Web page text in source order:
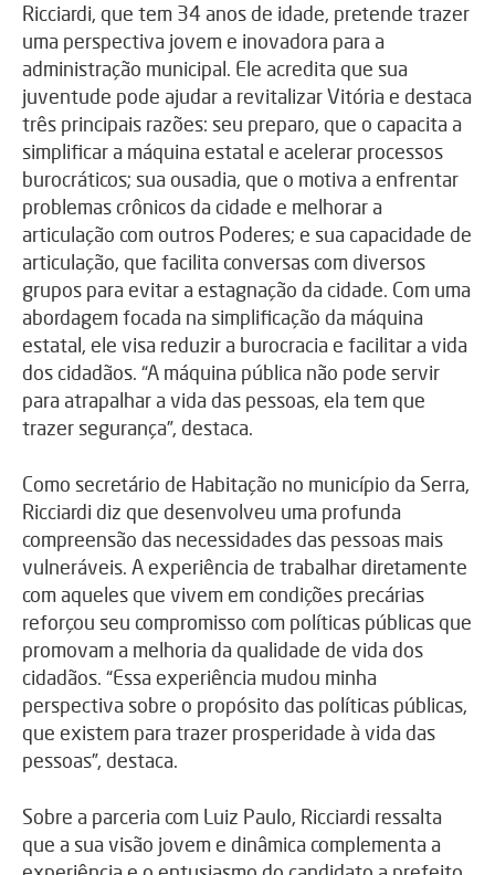
Ricciardi, que tem 34 anos de idade, pretende trazer
uma perspectiva jovem e inovadora para a
administração municipal. Ele acredita que sua
juventude pode ajudar a revitalizar Vitória e destaca
três principais razões: seu preparo, que o capacita a
simplificar a máquina estatal e acelerar processos
burocráticos; sua ousadia, que o motiva a enfrentar
problemas crônicos da cidade e melhorar a
articulação com outros Poderes; e sua capacidade de
articulação, que facilita conversas com diversos
grupos para evitar a estagnação da cidade. Com uma
abordagem focada na simplificação da máquina
estatal, ele visa reduzir a burocracia e facilitar a vida
dos cidadãos. “A máquina pública não pode servir
para atrapalhar a vida das pessoas, ela tem que
trazer segurança”, destaca.
Como secretário de Habitação no município da Serra,
Ricciardi diz que desenvolveu uma profunda
compreensão das necessidades das pessoas mais
vulneráveis. A experiência de trabalhar diretamente
com aqueles que vivem em condições precárias
reforçou seu compromisso com políticas públicas que
promovam a melhoria da qualidade de vida dos
cidadãos. “Essa experiência mudou minha
perspectiva sobre o propósito das políticas públicas,
que existem para trazer prosperidade à vida das
pessoas”, destaca.
Sobre a parceria com Luiz Paulo, Ricciardi ressalta
que a sua visão jovem e dinâmica complementa a